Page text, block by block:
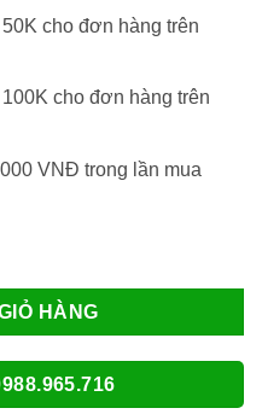
là:
cho đơn hàng trên
cho đơn hàng trên
VNĐ trong lần mua
4 Cổng Dây Dài Nhiều
HÀNG